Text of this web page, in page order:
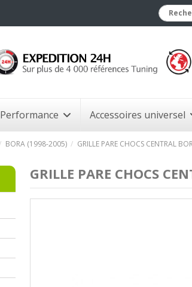
Performance Accessoires universel
BORA (1998-2005) GRILLE PARE CHOCS CENTRAL
GRILLE PARE CHOCS